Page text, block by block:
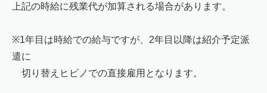
上記の時給に残業代が加算される場合があります。
※1年目は時給での給与ですが、2年目以降は紹介予定派
遣に
切り替えヒビノでの直接雇用となります。